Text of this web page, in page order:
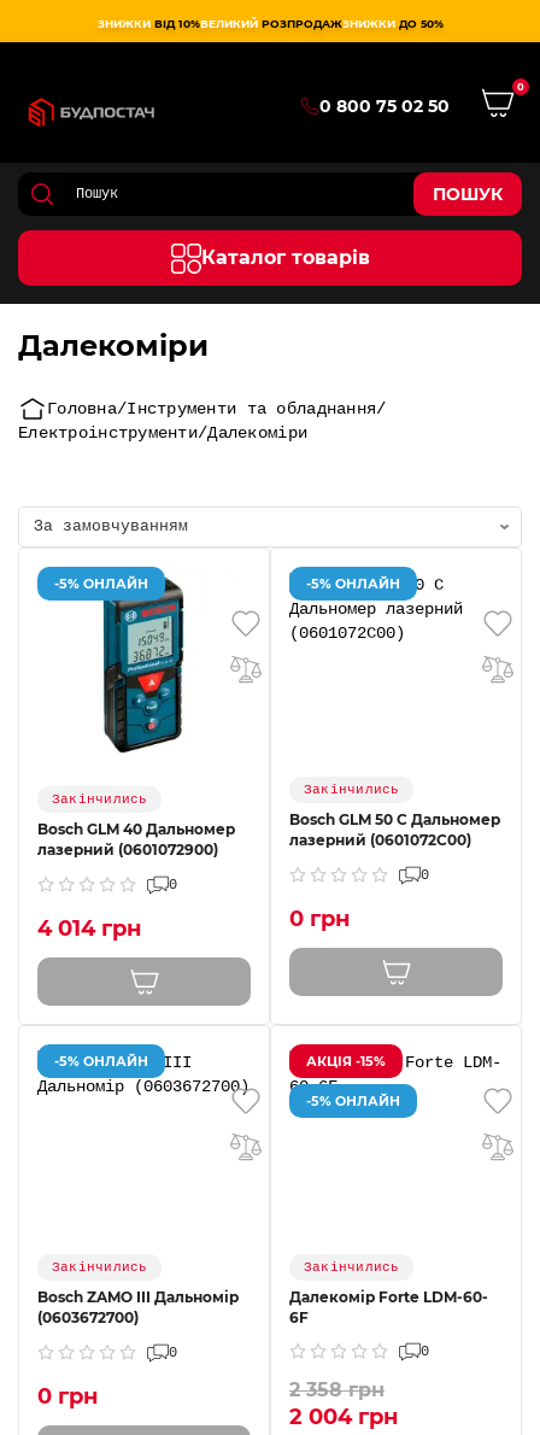
ЗНИЖКИ ВІД 10%ВЕЛИКИЙ РОЗПРОДАЖЗНИЖКИ ДО 50%
0 800 75 02 50
0
ПОШУК
Каталог товарів
Далекоміри
Головна Інструменти та обладнання
Електроінструменти Далекоміри
-5% ОНЛАЙН
Закінчились
Bosch GLM 40 Дальномер
лазерний (0601072900)
0
4 014 грн
-5% ОНЛАЙН
Закінчились
Bosch GLM 50 С Дальномер
лазерний (0601072C00)
0
0 грн
-5% ОНЛАЙН
Закінчились
Bosch ZAMO III Дальномір
(0603672700)
0
0 грн
АКЦІЯ -15%
-5% ОНЛАЙН
Закінчились
Далекомір Forte LDM-60-
6F
0
2 358 грн
2 004 грн